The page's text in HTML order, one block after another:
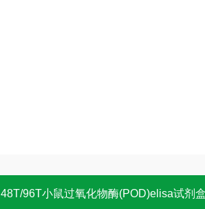
48T/96T小鼠过氧化物酶(POD)elisa试剂盒 OD